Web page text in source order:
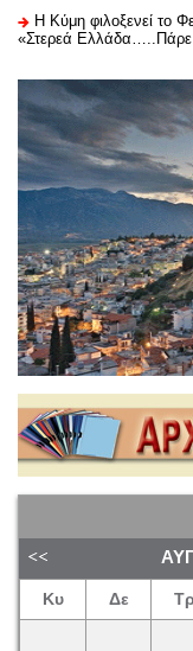
Η Κύμη φιλοξενεί το
«Στερεά Ελλάδα…..Πάρε
Κυ Δε Τρ